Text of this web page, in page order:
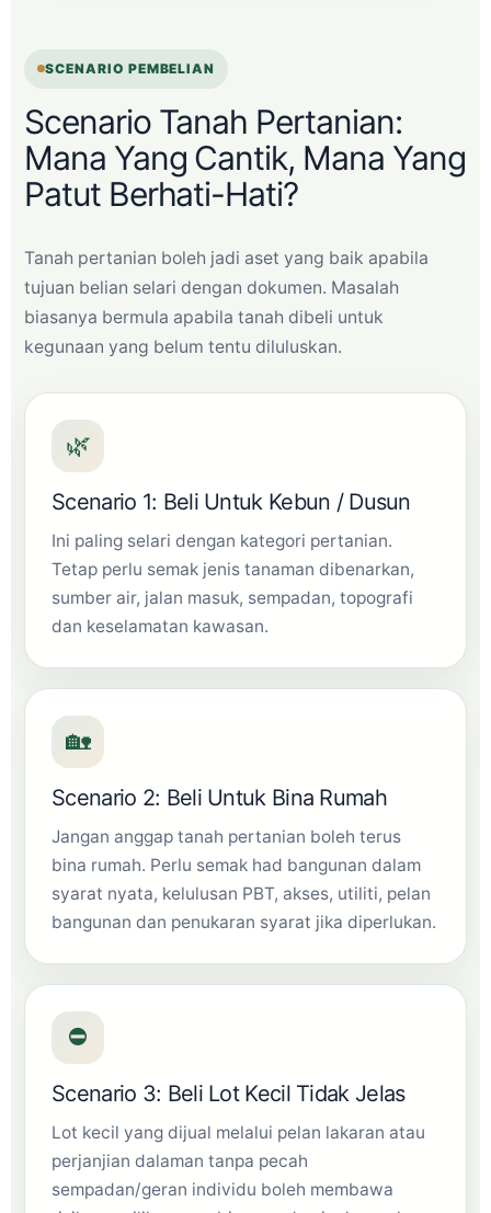
SCENARIO PEMBELIAN
Scenario Tanah Pertanian:
Mana Yang Cantik, Mana Yang
Patut Berhati-Hati?
Tanah pertanian boleh jadi aset yang baik apabila
tujuan belian selari dengan dokumen. Masalah
biasanya bermula apabila tanah dibeli untuk
kegunaan yang belum tentu diluluskan.
🌿
Scenario 1: Beli Untuk Kebun / Dusun
Ini paling selari dengan kategori pertanian.
Tetap perlu semak jenis tanaman dibenarkan,
sumber air, jalan masuk, sempadan, topografi
dan keselamatan kawasan.
🏡
Scenario 2: Beli Untuk Bina Rumah
Jangan anggap tanah pertanian boleh terus
bina rumah. Perlu semak had bangunan dalam
syarat nyata, kelulusan PBT, akses, utiliti, pelan
bangunan dan penukaran syarat jika diperlukan.
⛔
Scenario 3: Beli Lot Kecil Tidak Jelas
Lot kecil yang dijual melalui pelan lakaran atau
perjanjian dalaman tanpa pecah
sempadan/geran individu boleh membawa